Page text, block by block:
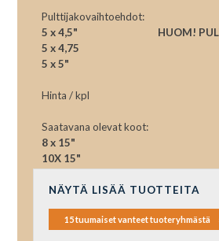
Pulttijakovaihtoehdot:
5 x 4,5" HUOM!
5 x 4,75
5 x 5"
Hinta / kpl
Saatavana olevat koot:
8 x 15"
10X 15"
NÄYTÄ LISÄÄ TUOTTEITA
15 tuumaiset vanteet tuoteryhmästä